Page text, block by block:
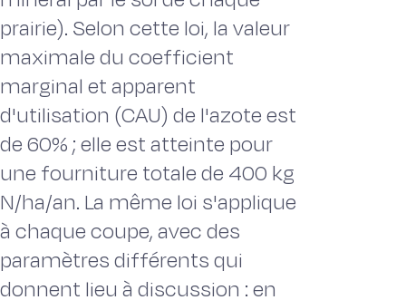
prairie). Selon cette loi, la valeur
maximale du coefficient
marginal et apparent
d'utilisation (CAU) de l'azote est
de 60% ; elle est atteinte pour
une fourniture totale de 400 kg
N/ha/an. La même loi s'applique
à chaque coupe, avec des
paramètres différents qui
donnent lieu à discussion : en